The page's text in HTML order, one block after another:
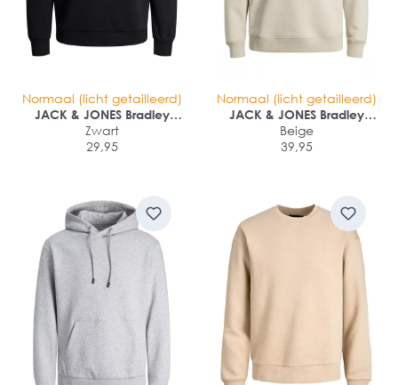
Normaal (licht getailleerd)
JACK & JONES Bradley
sweat crew regular fit
Zwart
29,95
Normaal (licht getailleerd)
JACK & JONES Bradley
sweat half zip regular fit
Beige
39,95